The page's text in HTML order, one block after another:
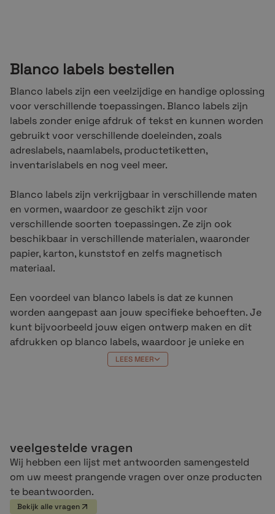
Blanco labels bestellen
Blanco labels zijn een veelzijdige en handige oplossing
voor verschillende toepassingen. Blanco labels zijn
labels zonder enige afdruk of tekst en kunnen worden
gebruikt voor verschillende doeleinden, zoals
adreslabels, naamlabels, productetiketten,
inventarislabels en nog veel meer.
Blanco labels zijn verkrijgbaar in verschillende maten
en vormen, waardoor ze geschikt zijn voor
verschillende soorten toepassingen. Ze zijn ook
beschikbaar in verschillende materialen, waaronder
papier, karton, kunststof en zelfs magnetisch
materiaal.
Een voordeel van blanco labels is dat ze kunnen
worden aangepast aan jouw specifieke behoeften. Je
kunt bijvoorbeeld jouw eigen ontwerp maken en dit
afdrukken op blanco labels, waardoor je unieke en
gepersonaliseerde labels krijgt voor jouw producten
of inventaris. Dit is vooral handig voor bedrijven die
besteld bijCrazylabels. Het is belangrijk om de juiste
grootte en materiaal te kiezen die geschikt zijn voor
jouw specifieke toepassing. Houd ook rekening met
de compatibiliteit van de labels met jouw printer en de
prijs van de labels, want deze kunnen variëren
LEES MEER
veelgestelde vragen
Wij hebben een lijst met antwoorden samengesteld
om uw meest prangende vragen over onze producten
te beantwoorden.
Bekijk alle vragen